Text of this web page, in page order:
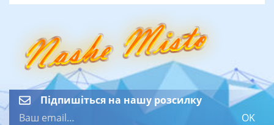
Підпишіться на нашу розсилку
OK